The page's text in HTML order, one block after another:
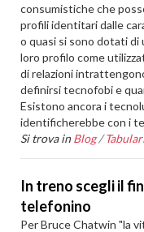
consumistiche che
profili identitari dalle
o quasi si sono dotati di
loro profilo come
di relazioni
definirsi tecnofobi e
Esistono ancora i
identificherebbe con i
Si trova in Blog /
In treno scegli il
telefonino
Per Bruce Chatwin "la